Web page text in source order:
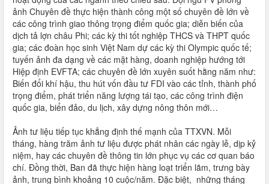
ảnh Chuyên đề thực hiện thành công một số chuyên đề lớn về
các công trình giao thông trọng điểm quốc gia; diễn biến của
dịch tả lợn châu Phi; các kỳ thi tốt nghiệp THCS và THPT quốc
gia; các đoàn học sinh Việt Nam dự các kỳ thi Olympic quốc tế;
tuyến ảnh đa dạng về các mặt hàng, doanh nghiệp hướng tới
Hiệp định EVFTA; các chuyên đề lớn xuyên suốt hằng năm như:
Biến đổi khí hậu, thu hút vốn đầu tư FDI vào các tỉnh, thành phố
trọng điểm, phát triển năng lượng tái tạo, các công trình điện
quốc gia, biển đảo, du lịch, xây dựng nông thôn mới…
Ảnh tư liệu tiếp tục khẳng định thế mạnh của TTXVN. Mỗi
tháng, hàng trăm ảnh tư liệu được phát nhân các ngày lễ, dịp kỷ
niệm, hay các chuyên đề thông tin lớn phục vụ các cơ quan báo
chí. Đồng thời, Ban đã thực hiện hàng loạt triển lãm, trưng bày
ảnh, trung bình khoảng 10 cuộc/năm. Đặc biệt, những tháng